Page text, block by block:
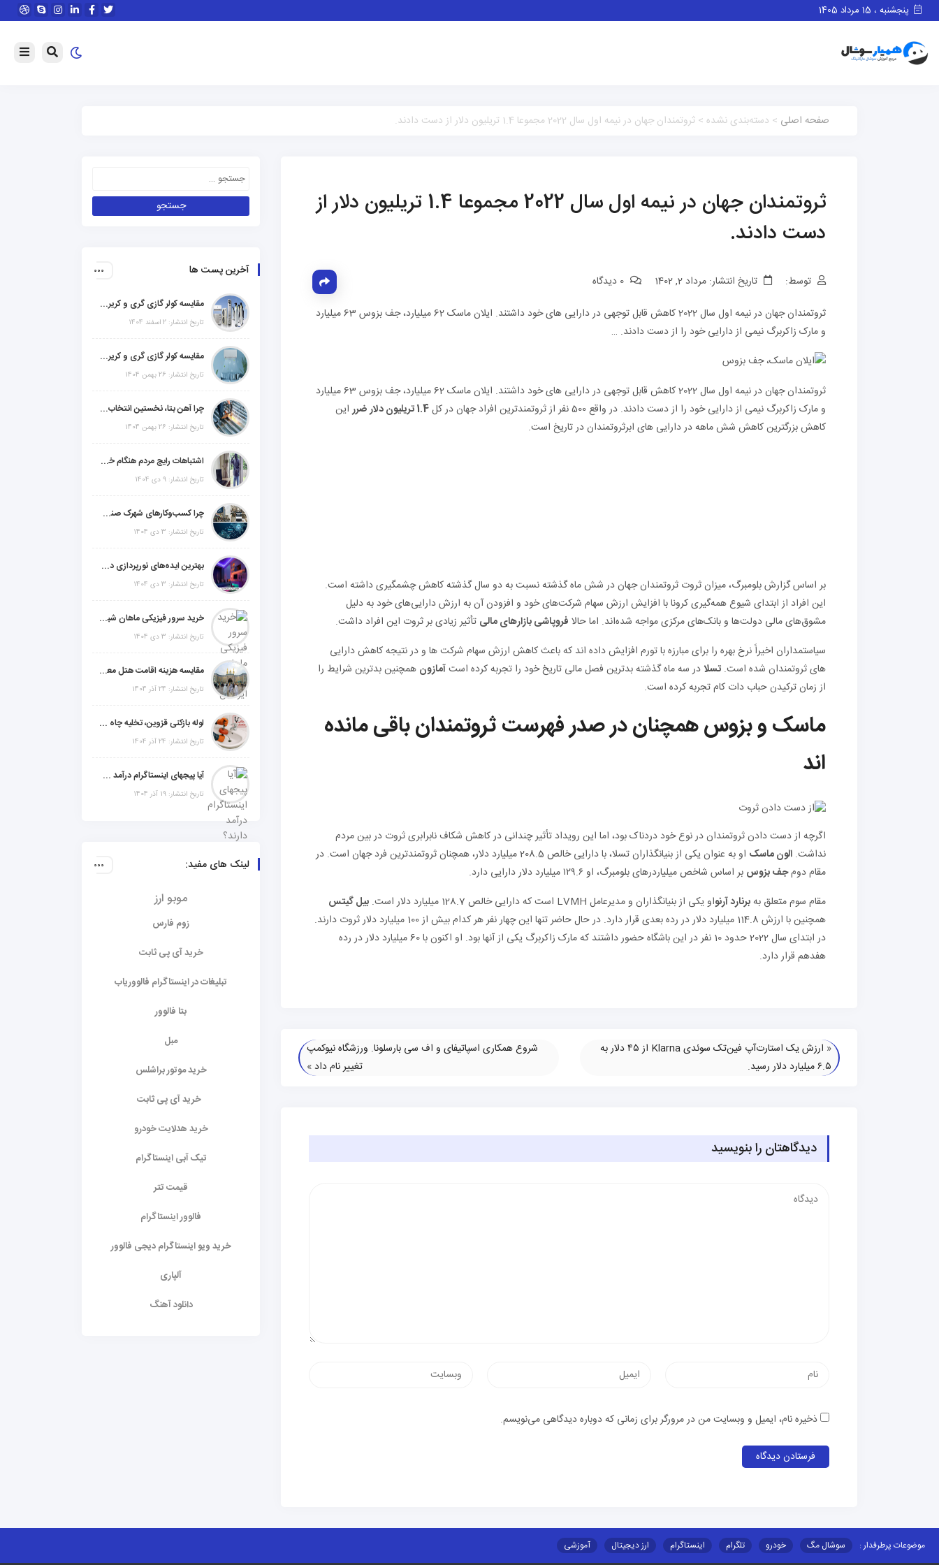
پنجشنبه ، 15 مرداد 1405
صفحه اصلی > دسته‌بندی نشده > ثروتمندان جهان در نیمه اول سال 2022 مجموعا 1.4 تریلیون دلار از دست دادند.
ثروتمندان جهان در نیمه اول سال 2022 مجموعا 1.4 تریلیون دلار از
دست دادند.
توسط: تاریخ انتشار: مرداد 2, 1402
ثروتمندان جهان در نیمه اول سال 2022 کاهش قابل توجهی در دارایی های خود داشتند. ایلان ماسک 62 میلیارد، جف بزوس 63 میلیارد
و مارک زاکربرگ نیمی از دارایی خود را از دست دادند. …
ثروتمندان جهان در نیمه اول سال 2022 کاهش قابل توجهی در دارایی های خود داشتند. ایلان ماسک 62 میلیارد، جف بزوس 63 میلیارد
و مارک زاکربرگ نیمی از دارایی خود را از دست دادند. در واقع 500 نفر از ثروتمندترین افراد جهان در کل
1.4 تریلیون دلار ضرر
این
کاهش بزرگترین کاهش شش ماهه در دارایی های ابرثروتمندان در تاریخ است.
بر اساس گزارش بلومبرگ، میزان ثروت ثروتمندان جهان در شش ماه گذشته نسبت به دو سال گذشته کاهش چشمگیری داشته است.
این افراد از ابتدای شیوع همه‌گیری کرونا با افزایش ارزش سهام شرکت‌های خود و افزودن آن به ارزش دارایی‌های خود به دلیل
مشوق‌های مالی دولت‌ها و بانک‌های مرکزی مواجه شده‌اند. اما حالا فروپاشی بازارهای مالی تأثیر زیادی بر ثروت این افراد داشت.
سیاستمداران اخیراً نرخ بهره را برای مبارزه با تورم افزایش داده اند که باعث کاهش ارزش سهام شرکت ها و در نتیجه کاهش دارایی
های ثروتمندان شده است. تسلادر سه ماه گذشته بدترین فصل مالی تاریخ خود را تجربه کرده استآمازون همچنین بدترین شرایط را
از زمان ترکیدن حباب دات کام تجربه کرده است.
ماسک و بزوس همچنان در صدر فهرست ثروتمندان باقی مانده
اند
اگرچه از دست دادن ثروتمندان در نوع خود دردناک بود، اما این رویداد تأثیر چندانی در کاهش شکاف نابرابری ثروت در بین مردم
نداشت. الون ماسک
او به عنوان یکی از بنیانگذاران تسلا، با دارایی خالص 208.5 میلیارد دلار، همچنان ثروتمندترین فرد جهان است. در
مقام دومجف بزوس بر اساس شاخص میلیاردرهای بلومبرگ، او ۱۲۹.۶ میلیارد دلار دارایی دارد.
مقام سوم متعلق بهبرنارد آرنواو یکی از بنیانگذاران و مدیرعامل LVMH است که دارایی خالص 128.7 میلیارد دلار است.
بیل گیتس
همچنین با ارزش 114.8 میلیارد دلار در رده بعدی قرار دارد. در حال حاضر تنها این چهار نفر هر کدام بیش از 100 میلیارد دلار ثروت دارند.
در ابتدای سال 2022 حدود 10 نفر در این باشگاه حضور داشتند که مارک زاکربرگ یکی از آنها بود. او اکنون با 60 میلیارد دلار در رده
هفدهم قرار دارد.
«
ارزش یک استارت‌آپ فین‌تک سوئدی Klarna از ۴۵ دلار به
۶.۵ میلیارد دلار رسید.
شروع همکاری اسپاتیفای و اف سی بارسلونا. ورزشگاه نیوکمپ
تغییر نام داد»
دیدگاهتان را بنویسید
ذخیره نام، ایمیل و وبسایت من در مرورگر برای زمانی که دوباره دیدگاهی می‌نویسم.
آخرین پست ها
مقایسه کولر گازی گری و کریر و ال جی و جنرال گلد و هایسنس و مدیا و اجنرال
تاریخ انتشار: 2 اسفند 1404
مقایسه کولر گازی گری و کریر و ال جی و جنرال گلد و جنرال شکار و سامسونگ و یونیوا
تاریخ انتشار: 26 بهمن 1404
چرا آهن بتا، نخستین انتخاب برای گل میخ عرشه فولادی در ایران است؟
تاریخ انتشار: 26 بهمن 1404
اشتباهات رایج مردم هنگام خرید دزدگیر منزل
تاریخ انتشار: 9 دی 1404
چرا کسب‌وکارهای شهرک صنعتی چهاردانگه فوراً به طراحی سایت نیاز دارند؟
تاریخ انتشار: 3 دی 1404
بهترین ایده‌های نورپردازی دکوراتیو با ال ای دی برای منزل، فروشگاه و دفتر کار
تاریخ انتشار: 3 دی 1404
خرید سرور فیزیکی ماهان شبکه ایرانیان
تاریخ انتشار: 3 دی 1404
مقایسه هزینه اقامت هتل معمولی، میان‌رده یا 5 ستاره در سفر زیارتی عراق
تاریخ انتشار: 24 آذر 1404
لوله بازکنی قزوین، تخلیه چاه و خدمات تخصصی لوله‌کشی و تشخیص ترکیدگی
تاریخ انتشار: 24 آذر 1404
آیا پیجهای اینستاگرام درآمد دارند؟ راز موفقیت با استراتژی هوشمندانه
تاریخ انتشار: 19 آذر 1404
لینک های مفید:
موبو ارز
زوم فارس
خرید آی پی ثابت
تبلیغات در اینستاگرام فالووریاب
بتا فالوور
مبل
خرید موتور براشلس
خرید آی پی ثابت
خرید هدلایت خودرو
تیک آبی اینستاگرام
قیمت تتر
فالوور اینستاگرام
خرید ویو اینستاگرام دیجی فالوور
آلپاری
دانلود آهنگ
موضوعات پرطرفدار : سوشال مگ خودرو تلگرام اینستاگرام ارز دیجیتال آموزشی